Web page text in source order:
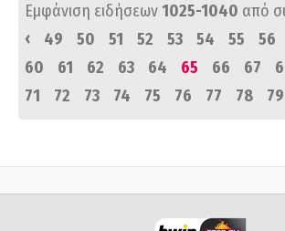
Εμφάνιση ειδήσεων1025-1040 από
‹
49 50 51 52 53 54 55 56
60
61 62 63 64 65 66 67
71
72 73 74 75 76 77 78 79